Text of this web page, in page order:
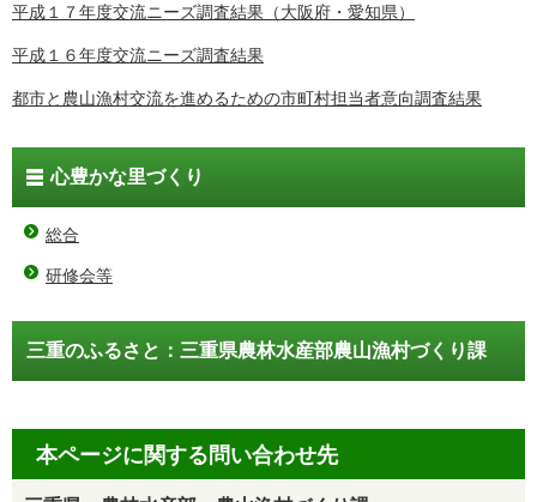
平成１７年度交流ニーズ調査結果（大阪府・愛知県）
平成１６年度交流ニーズ調査結果
都市と農山漁村交流を進めるための市町村担当者意向調査結果
心豊かな里づくり
総合
研修会等
三重のふるさと：三重県農林水産部農山漁村づくり課
本ページに関する問い合わせ先